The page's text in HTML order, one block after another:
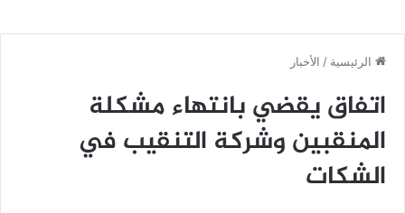
الرئيسية / الأخبار
اتفاق يقضي بانتهاء مشكلة
المنقبين وشركة التنقيب في
الشكات